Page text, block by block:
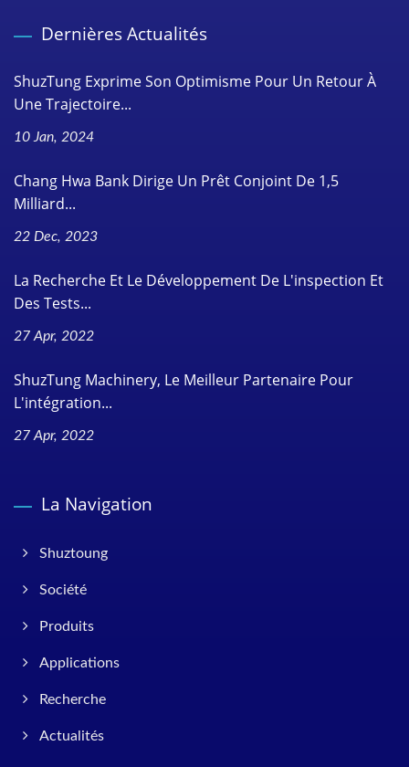
Dernières Actualités
ShuzTung Exprime Son Optimisme Pour Un Retour À
Une Trajectoire...
10 Jan, 2024
Chang Hwa Bank Dirige Un Prêt Conjoint De 1,5
Milliard...
22 Dec, 2023
La Recherche Et Le Développement De L'inspection Et
Des Tests...
27 Apr, 2022
ShuzTung Machinery, Le Meilleur Partenaire Pour
L'intégration...
27 Apr, 2022
La Navigation
Shuztoung
Société
Produits
Applications
Recherche
Actualités